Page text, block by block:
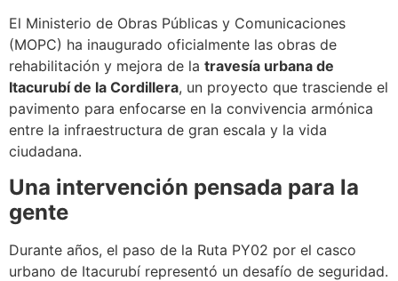
El Ministerio de Obras Públicas y Comunicaciones
(MOPC) ha inaugurado oficialmente las obras de
rehabilitación y mejora de la travesía urbana de
Itacurubí de la Cordillera, un proyecto que trasciende el
pavimento para enfocarse en la convivencia armónica
entre la infraestructura de gran escala y la vida
ciudadana.
Una intervención pensada para la
gente
Durante años, el paso de la Ruta PY02 por el casco
urbano de Itacurubí representó un desafío de seguridad.